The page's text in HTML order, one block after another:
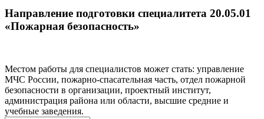
Направление подготовки специалитета 20.05.01
«Пожарная безопасность»
Местом работы для специалистов может стать: управление
МЧС России, пожарно-спасательная часть, отдел пожарной
безопасности в организации, проектный институт,
администрация района или области, высшие средние и
учебные заведения.